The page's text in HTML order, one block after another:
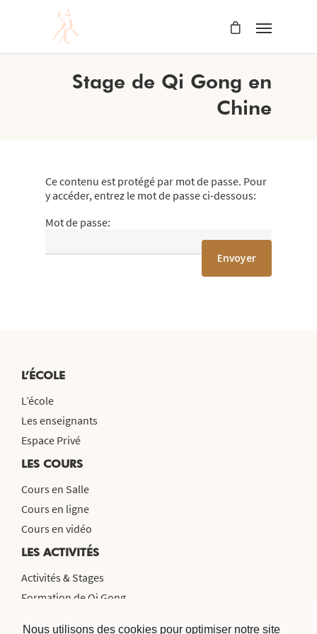
Nous utilisons des cookies pour optimiser notre site
Stage de Qi Gong en
Chine
Ce contenu est protégé par mot de passe. Pour
y accéder, entrez le mot de passe ci-dessous:
Mot de passe:
L’ÉCOLE
L’école
Les enseignants
Espace Privé
LES COURS
Cours en Salle
Cours en ligne
Cours en vidéo
LES ACTIVITÉS
Activités & Stages
Formation de Qi Gong